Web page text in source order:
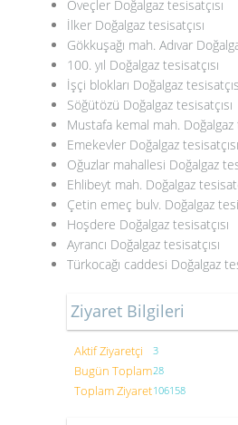
Öveçler Doğalgaz tesisatçısı
İlker Doğalgaz tesisatçısı
Gökkuşağı mah. Adıvar
100. yıl Doğalgaz tesisatçısı
İşçi blokları Doğalgaz
Söğütözü Doğalgaz tesisatçısı
Mustafa kemal mah. Doğalgaz
Emekevler Doğalgaz tesisatçısı
Oğuzlar mahallesi Doğalgaz
Ehlibeyt mah. Doğalgaz
Çetin emeç bulv. Doğalgaz
Hoşdere Doğalgaz tesisatçısı
Ayrancı Doğalgaz tesisatçısı
Türkocağı caddesi Doğalgaz
Ziyaret Bilgileri
Aktif Ziyaretçi 3
Bugün Toplam28
Toplam Ziyaret106158